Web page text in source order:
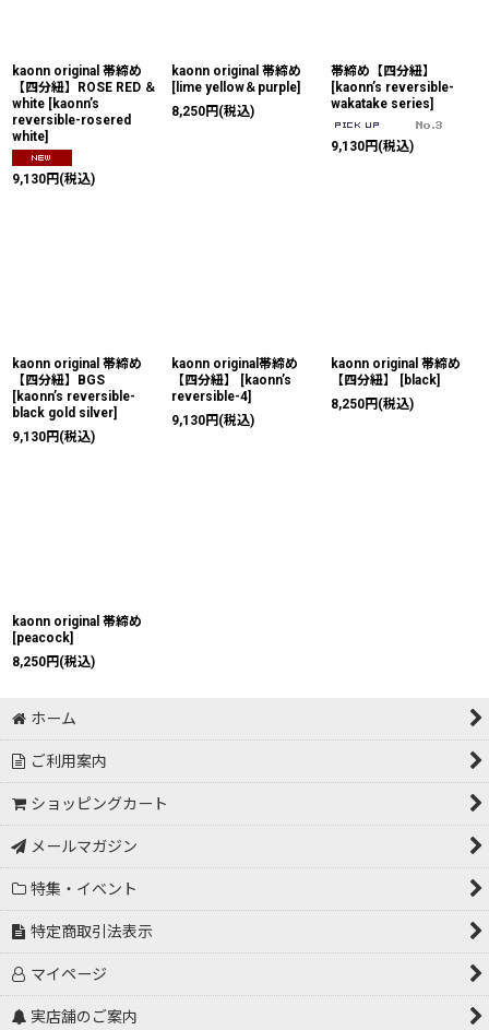
kaonn original 帯締め
【四分紐】ROSE RED ＆
white [kaonn’s
reversible-rosered
white]
9,130円 (税込)
kaonn original 帯締め
[lime yellow＆purple]
8,250円 (税込)
帯締め【四分紐】
[kaonn’s reversible-
wakatake series]
9,130円 (税込)
kaonn original 帯締め
【四分紐】BGS
[kaonn’s reversible-
black gold silver]
9,130円 (税込)
kaonn original帯締め
【四分紐】
[kaonn’s
reversible-4]
9,130円 (税込)
kaonn original 帯締め
【四分紐】
[black]
8,250円 (税込)
kaonn original 帯締め
[peacock]
8,250円 (税込)
ホーム
ご利用案内
ショッピングカート
メールマガジン
特集・イベント
特定商取引法表示
マイページ
実店舗のご案内